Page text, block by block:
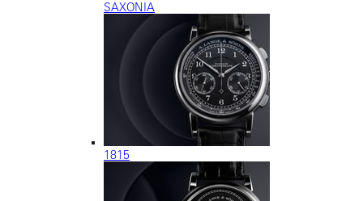
SAXONIA
1815